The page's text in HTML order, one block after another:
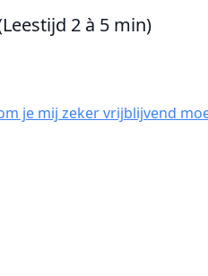
2 à 5 min)
je mij zeker vrijblijvend